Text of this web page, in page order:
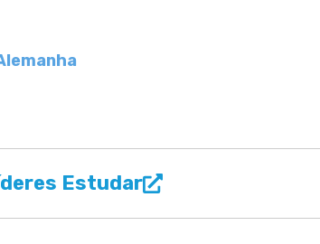
Estudar